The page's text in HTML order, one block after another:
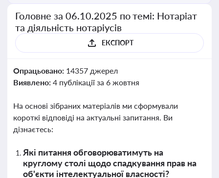
Головне за 06.10.2025 по темі: Нотаріат
та діяльність нотаріусів
ЕКСПОРТ
Опрацьовано: 14357 джерел
Виявлено: 4 публікації за 6 жовтня
На основі зібраних матеріалів ми сформували
короткі відповіді на актуальні запитання. Ви
дізнаєтесь:
Які питання обговорюватимуть на
круглому столі щодо спадкування прав на
об'єкти інтелектуальної власності?